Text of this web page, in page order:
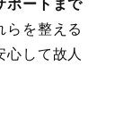
ポートまで
らを整える
心して故人